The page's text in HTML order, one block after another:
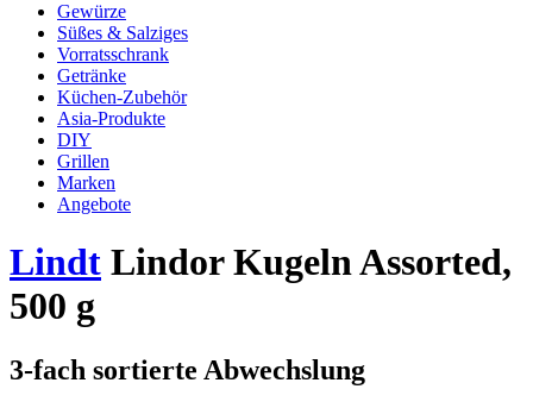
Gewürze
Süßes & Salziges
Vorratsschrank
Getränke
Küchen-Zubehör
Asia-Produkte
DIY
Grillen
Marken
Angebote
Lindt Lindor Kugeln Assorted,
500 g
3-fach sortierte Abwechslung